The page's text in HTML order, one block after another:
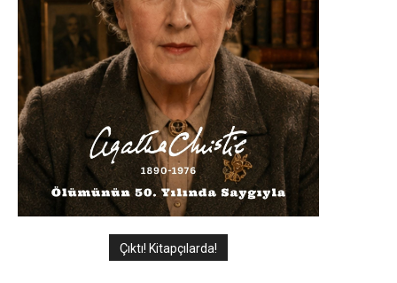
Çıktı! Kitapçılarda!